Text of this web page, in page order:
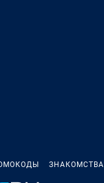
ЗНАКОМСТВА